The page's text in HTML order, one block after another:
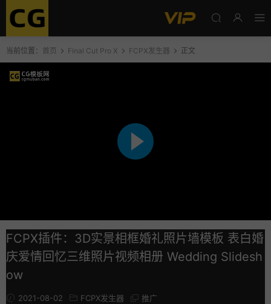
当前位置： 首页 Final Cut Pro X FCPX发生器 正文
FCPX插件：3D实景相框婚礼照片墙模板 表白婚
庆爱情回忆三维照片视频相册 Wedding Slidesh
ow
2021-08-02 FCPX发生器 推广